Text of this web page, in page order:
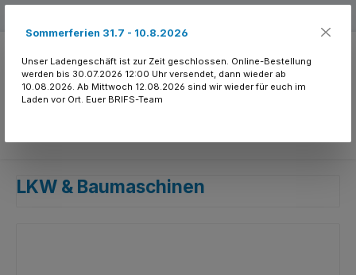
LKW & Baumaschinen
Sommerferien 31.7 - 10.8.2026
Unser Ladengeschäft ist zur Zeit geschlossen. Online-Bestellung
werden bis 30.07.2026 12:00 Uhr versendet, dann wieder ab
10.08.2026. Ab Mittwoch 12.08.2026 sind wir wieder für euch im
Laden vor Ort. Euer BRIFS-Team